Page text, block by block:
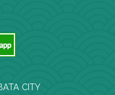
CITY